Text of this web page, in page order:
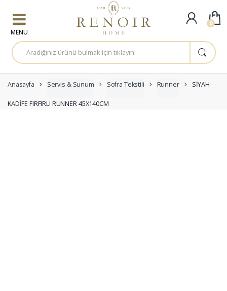
A
r
a
a
:
Anasayfa Servis & Sunum Sofra Tekstili Runner SİYAH
KADİFE FIRFIRLI RUNNER 45X140CM
0